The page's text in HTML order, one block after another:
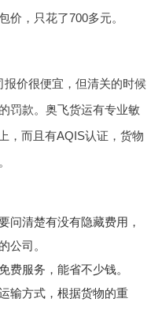
价，只花了700多元。
价很便宜，但清关的时候
罚款。奥飞货运有专业敏
，而且有AQIS认证，货物
问清楚有没有隐藏费用，
公司。
费服务，能省不少钱。
输方式，根据货物的重